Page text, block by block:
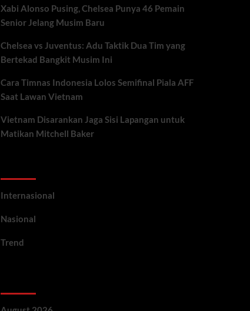
Xabi Alonso Pusing, Chelsea Punya 46 Pemain
Senior Jelang Musim Baru
Chelsea vs Juventus: Adu Taktik Dua Tim yang
Bertekad Bangkit Musim Ini
Cara Timnas Indonesia Lolos Semifinal Piala AFF
Saat Lawan Vietnam
Vietnam Disarankan Jaga Sisi Lapangan untuk
Matikan Mitchell Baker
Internasional
Nasional
Trend